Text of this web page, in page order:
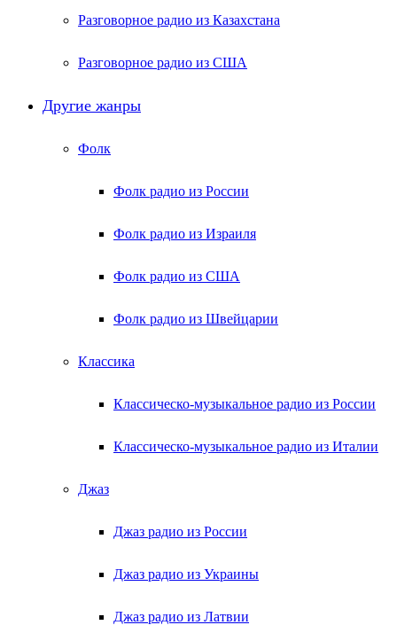
Разговорное радио из Казахстана
Разговорное радио из США
Другие жанры
Фолк
Фолк радио из России
Фолк радио из Израиля
Фолк радио из США
Фолк радио из Швейцарии
Классика
Классическо-музыкальное радио из России
Классическо-музыкальное радио из Италии
Джаз
Джаз радио из России
Джаз радио из Украины
Джаз радио из Латвии